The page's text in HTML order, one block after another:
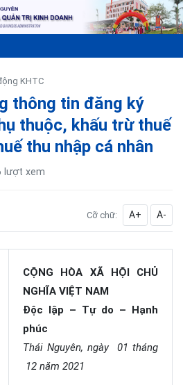
KHTC
thông tin đăng ký
thuộc, khấu trừ thuế
thu nhập cá nhân
lượt xem
Cỡ chữ: A+ A-
CỘNG HÒA XÃ HỘI CHỦ
NGHĨA VIỆT NAM
Độc lập – Tự do – Hạnh
phúc
Thái Nguyên, ngày 01 tháng
12 năm 2021